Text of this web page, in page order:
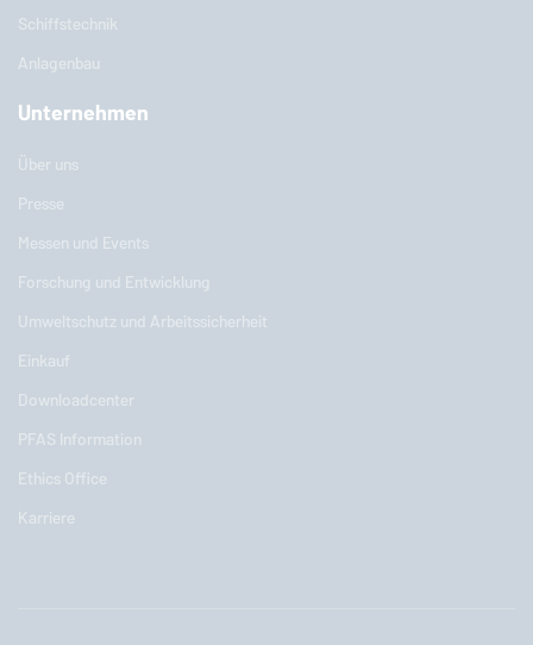
Schiffstechnik
Anlagenbau
Unternehmen
Über uns
Presse
Messen und Events
Forschung und Entwicklung
Umweltschutz und Arbeitssicherheit
Einkauf
Downloadcenter
PFAS Information
Ethics Office
Karriere